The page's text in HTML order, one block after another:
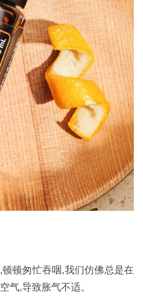
顿匆忙吞咽,我们仿佛总是在
气,导致胀气不适。